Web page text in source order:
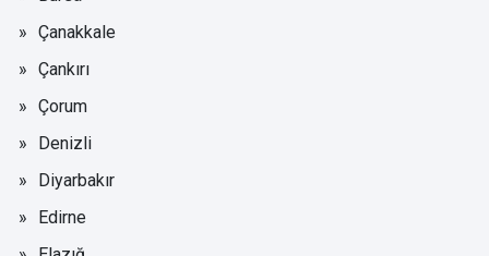
Çanakkale
Çankırı
Çorum
Denizli
Diyarbakır
Edirne